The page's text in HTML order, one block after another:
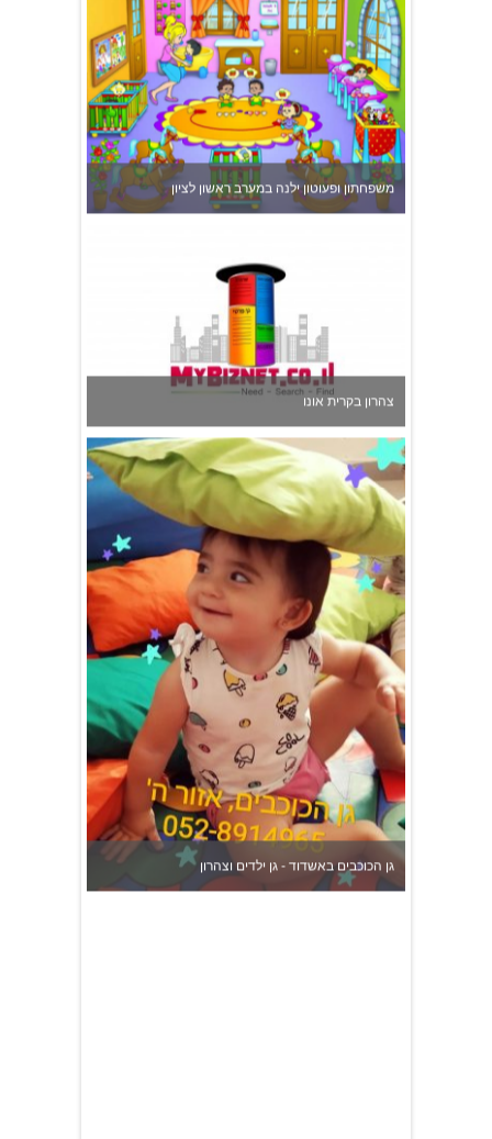
משפחתון ופעוטון ילנה במערב ראשון לציון
גן הכוכבים באשדוד - גן ילדים וצהרון